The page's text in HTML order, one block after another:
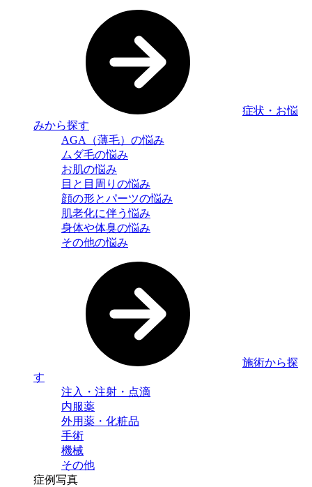
症状・お悩
みから探す
AGA（薄毛）の悩み
ムダ毛の悩み
お肌の悩み
目と目周りの悩み
顔の形とパーツの悩み
肌老化に伴う悩み
身体や体臭の悩み
その他の悩み
施術から探
す
注入・注射・点滴
内服薬
外用薬・化粧品
手術
機械
その他
症例写真